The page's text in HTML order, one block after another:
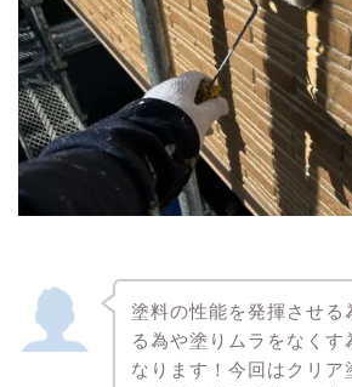
塗料の性能を発揮させる
る為や塗りムラをなくす
なります！今回はクリア